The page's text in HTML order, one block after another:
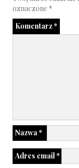
oznaczone *
Komentarz*
Nazwa*
Adres email*